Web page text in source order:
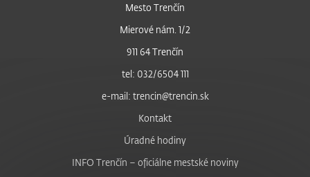
Mesto Trenčín
Mierové nám. 1/2
911 64 Trenčín
tel: 032/6504 111
e-mail: trencin@trencin.sk
Kontakt
Úradné hodiny
INFO Trenčín – oficiálne mestské noviny